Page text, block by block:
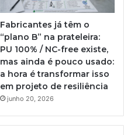
Fabricantes já têm o
“plano B” na prateleira:
PU 100% / NC-free existe,
mas ainda é pouco usado:
a hora é transformar isso
em projeto de resiliência
junho 20, 2026